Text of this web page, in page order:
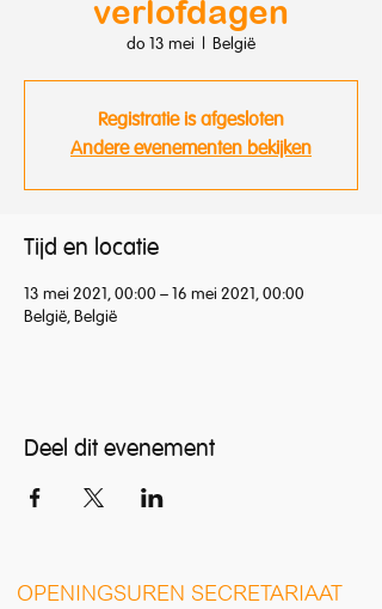
verlofdagen
do 13 mei
  |
België
Registratie is afgesloten
Andere evenementen bekijken
Tijd en locatie
13 mei 2021, 00:00 – 16 mei 2021, 00:00
België, België
Deel dit evenement
OPENINGSUREN SECRETARIAAT